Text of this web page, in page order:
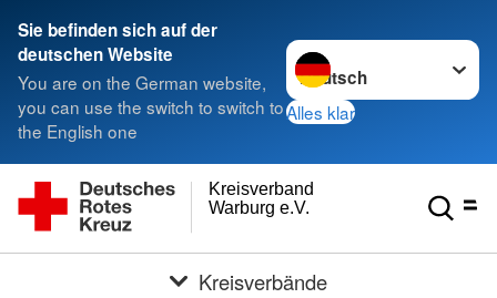
Sie befinden sich auf der
deutschen Website
You are on the German website,
you can use the switch to switch to
the English one
Sprache wechseln zu
Alles klar
Warburg e.V.
Kreisverband
Kreisverbände